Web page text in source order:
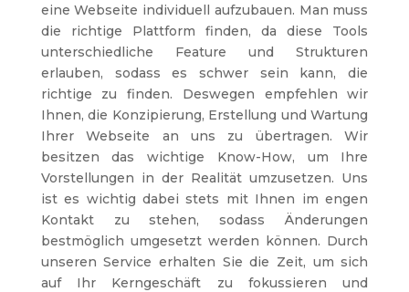
eine Webseite individuell aufzubauen. Man muss
die richtige Plattform finden, da diese Tools
unterschiedliche Feature und Strukturen
erlauben, sodass es schwer sein kann, die
richtige zu finden. Deswegen empfehlen wir
Ihnen, die Konzipierung, Erstellung und Wartung
Ihrer Webseite an uns zu übertragen. Wir
besitzen das wichtige Know-How, um Ihre
Vorstellungen in der Realität umzusetzen. Uns
ist es wichtig dabei stets mit Ihnen im engen
Kontakt zu stehen, sodass Änderungen
bestmöglich umgesetzt werden können. Durch
unseren Service erhalten Sie die Zeit, um sich
auf Ihr Kerngeschäft zu fokussieren und